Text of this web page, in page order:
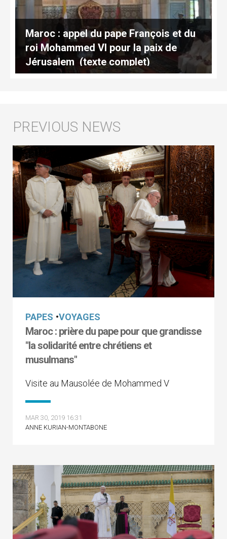
Maroc : appel du pape François et du
roi Mohammed VI pour la paix de
Jérusalem (texte complet)
PAPES •VOYAGES
Maroc : prière du pape pour que grandisse
"la solidarité entre chrétiens et
musulmans"
Visite au Mausolée de Mohammed V
MAR 30, 2019 16:31
ANNE KURIAN-MONTABONE